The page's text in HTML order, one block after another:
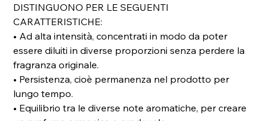
DISTINGUONO PER LE SEGUENTI
CARATTERISTICHE:
• Ad alta intensità, concentrati in modo da poter
essere diluiti in diverse proporzioni senza perdere la
fragranza originale.
• Persistenza, cioè permanenza nel prodotto per
lungo tempo.
• Equilibrio tra le diverse note aromatiche, per creare